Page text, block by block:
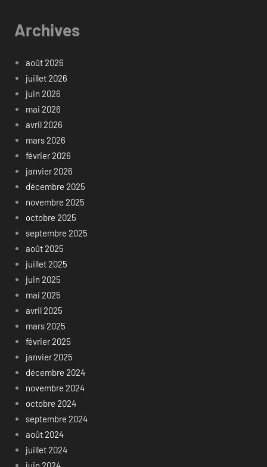
Archives
août 2026
juillet 2026
juin 2026
mai 2026
avril 2026
mars 2026
février 2026
janvier 2026
décembre 2025
novembre 2025
octobre 2025
septembre 2025
août 2025
juillet 2025
juin 2025
mai 2025
avril 2025
mars 2025
février 2025
janvier 2025
décembre 2024
novembre 2024
octobre 2024
septembre 2024
août 2024
juillet 2024